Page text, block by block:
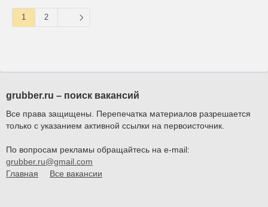
1 2
grubber.ru – поиск вакансий
Все права защищены. Перепечатка материалов разрешается
только с указанием активной ссылки на первоисточник.
По вопросам рекламы обращайтесь на e-mail:
grubber.ru@gmail.com
Главная
Все вакансии